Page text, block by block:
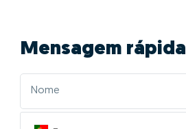
Mensagem rápida